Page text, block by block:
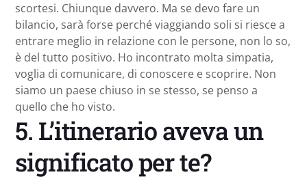
scortesi. Chiunque davvero. Ma se devo fare un
bilancio, sarà forse perché viaggiando soli si riesce a
entrare meglio in relazione con le persone, non lo so,
è del tutto positivo. Ho incontrato molta simpatia,
voglia di comunicare, di conoscere e scoprire. Non
siamo un paese chiuso in se stesso, se penso a
quello che ho visto.
5. L’itinerario aveva un
significato per te?